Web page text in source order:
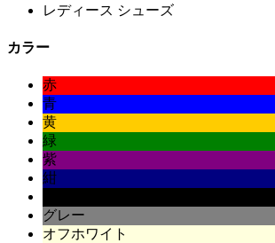
レディース シューズ
カラー
赤
青
黄
緑
紫
紺
グレー
オフホワイト